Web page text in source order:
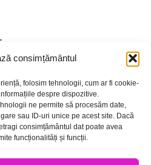
consimțământul
folosim tehnologii, cum ar fi cookie-
despre dispozitive.
ne permite să procesăm date,
sau ID-uri unice pe acest site. Dacă
consimțământul dat poate avea
funcționalități și funcții.